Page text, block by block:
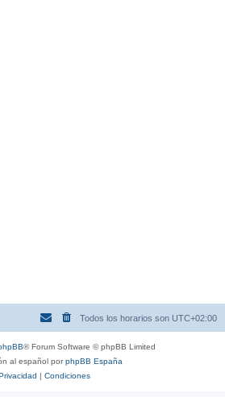
Todos los horarios son UTC+02:00
® Forum Software © phpBB Limited
al español porphpBB España
| Condiciones